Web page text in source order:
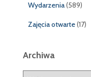
Wydarzenia(589)
Zajęcia otwarte(17)
Archiwa